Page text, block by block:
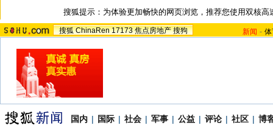
搜狐提示：为体验更加畅快的网页浏览，推荐您使用双核高
搜狐 ChinaRen 17173 焦点房地产 搜狗 新闻 -
国内 | 国际 | 社会 | 军事 | 公益 | 评论 | 社区 | 博